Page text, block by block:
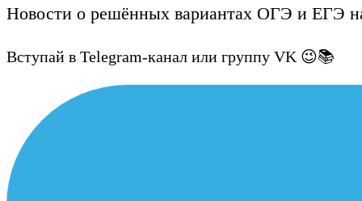
Новости о решённых вариантах ОГЭ и ЕГЭ
Вступай в Telegram-канал или группу VK 😉📚